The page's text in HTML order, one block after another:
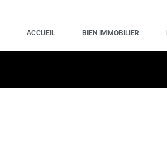
ACCUEIL BIEN IMMOBILIER